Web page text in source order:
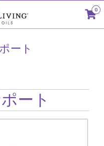
0
ート
ート